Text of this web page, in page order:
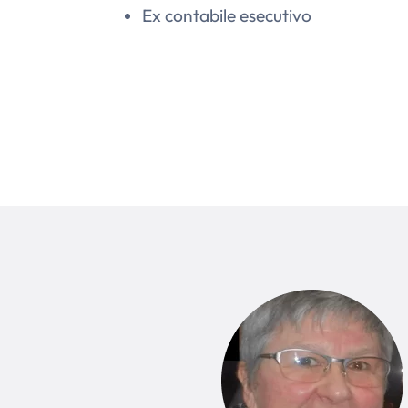
Ex contabile esecutivo